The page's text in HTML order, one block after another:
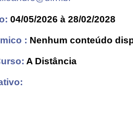
04/05/2026 à 28/02/2028
: Nenhum conteúdo
A Distância